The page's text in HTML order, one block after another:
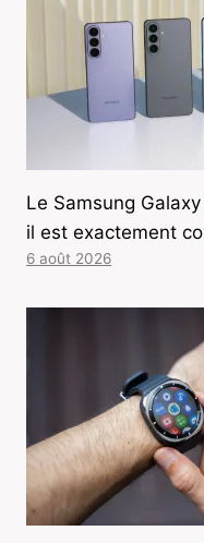
Le Samsung
il est exactement
6 août 2026